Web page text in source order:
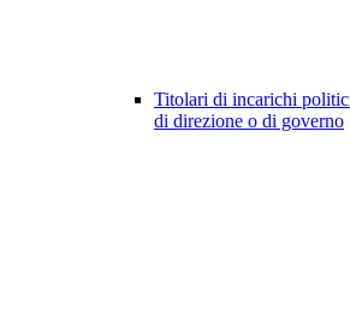
Titolari di incarichi
di direzione o di governo